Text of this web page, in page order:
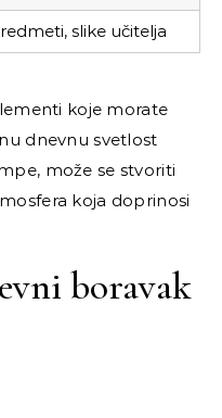
slike učitelja
koje morate
dnevnu svetlost
može se stvoriti
koja doprinosi
boravak